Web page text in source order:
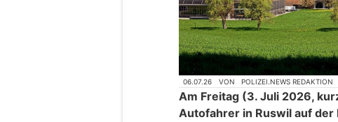
06.07.26 VON POLIZEI.NEWS REDAKTION
Am Freitag (3. Juli 2026,
Autofahrer in Ruswil auf